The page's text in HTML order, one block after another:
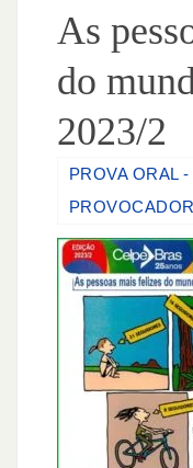
As
do
2023/2
PROVA ORAL